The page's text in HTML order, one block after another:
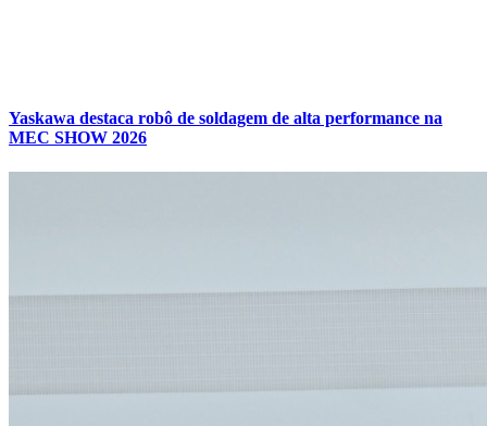
Yaskawa destaca robô de soldagem de alta performance na
MEC SHOW 2026